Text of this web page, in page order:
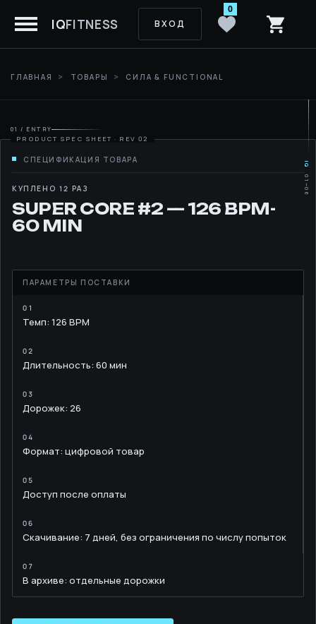
IQFITNESS ВХОД
0
ГЛАВНАЯ ТОВАРЫ СИЛА & FUNCTIONAL
01 / ENTRY
КУПЛЕНО 12 РАЗ
SUPER CORE #2 — 126 BPM-
60 MIN
Темп: 126 BPM
Длительность: 60 мин
Дорожек: 26
Формат: цифровой товар
Доступ после оплаты
Скачивание: 7 дней, без ограничения по числу попыток
В архиве: отдельные дорожки
IQ
01—06